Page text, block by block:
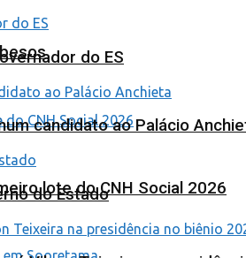
lote do CNH Social 2026
do ES
candidato ao Palácio
do Estado